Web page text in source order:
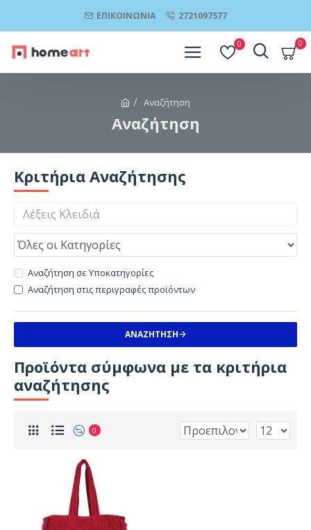
ΕΠΙΚΟΙΝΩΝΊΑ 2721097577
0 0
Αναζήτηση
Αναζήτηση
Κριτήρια Αναζήτησης
Αναζήτηση σε Υποκατηγορίες
Αναζήτηση στις περιγραφές προϊόντων
ΑΝΑΖΉΤΗΣΗ
Προϊόντα σύμφωνα με τα κριτήρια
αναζήτησης
0